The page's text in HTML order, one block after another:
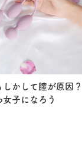
かして膣が原因？
子になろう